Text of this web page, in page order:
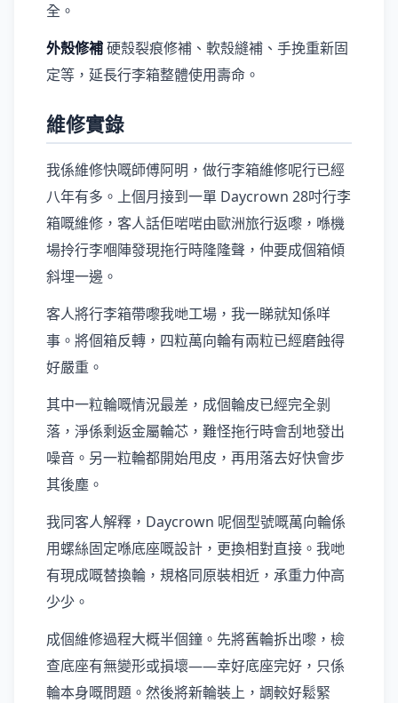
全。
外殼修補硬殼裂痕修補、軟殼縫補、手挽重新固
定等，延長行李箱整體使用壽命。
維修實錄
我係維修快嘅師傅阿明，做行李箱維修呢行已經
八年有多。上個月接到一單 Daycrown 28吋行李
箱嘅維修，客人話佢啱啱由歐洲旅行返嚟，喺機
場拎行李嗰陣發現拖行時隆隆聲，仲要成個箱傾
斜埋一邊。
客人將行李箱帶嚟我哋工場，我一睇就知係咩
事。將個箱反轉，四粒萬向輪有兩粒已經磨蝕得
好嚴重。
其中一粒輪嘅情況最差，成個輪皮已經完全剝
落，淨係剩返金屬輪芯，難怪拖行時會刮地發出
噪音。另一粒輪都開始甩皮，再用落去好快會步
其後塵。
我同客人解釋，Daycrown 呢個型號嘅萬向輪係
用螺絲固定喺底座嘅設計，更換相對直接。我哋
有現成嘅替換輪，規格同原裝相近，承重力仲高
少少。
成個維修過程大概半個鐘。先將舊輪拆出嚟，檢
查底座有無變形或損壞——幸好底座完好，只係
輪本身嘅問題。然後將新輪裝上，調較好鬆緊